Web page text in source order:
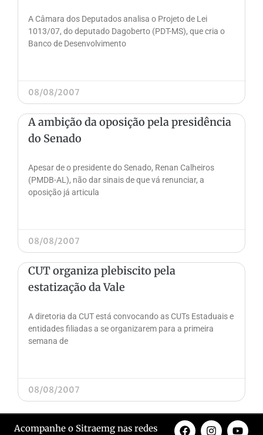
A Câmara dos Deputados analisa o Projeto de Lei
1013/07, do deputado Dagoberto (PDT-MS), que cria o
Banco de Desenvolvimento
08/08/2007
A ambição da oposição pela presidência
do Senado
Apesar de o presidente do Senado, Renan Calheiros
(PMDB-AL), não dar sinais de que vá renunciar, a
oposição já articula
08/08/2007
CUT organiza plebiscito pela
estatização da Vale
A diretoria da CUT está convocando as CUTs Estaduais e
entidades filiadas a se organizarem para a primeira
semana de
08/08/2007
Acompanhe o Sitraemg nas redes